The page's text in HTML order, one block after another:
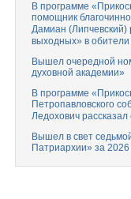
В программе
помощник
Дамиан (Липчевский)
выходных» в обители
Вышел очередной
духовной академии»
В программе
Петропавловского
Ледохович
Вышел в свет
Патриархии» за 2026